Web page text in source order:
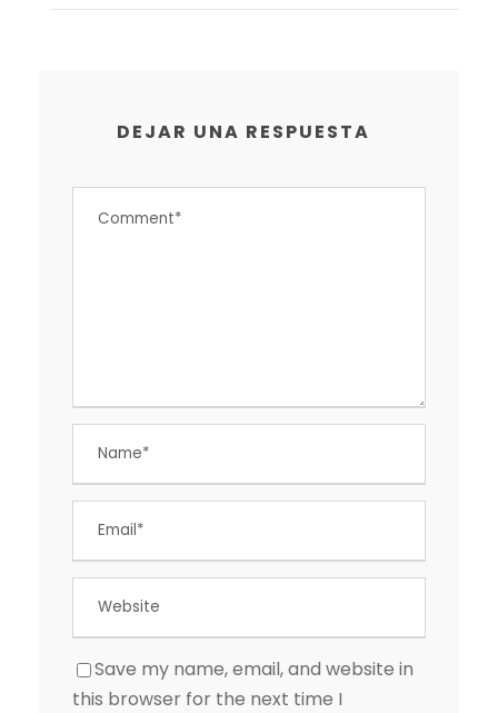
DEJAR UNA RESPUESTA
Save my name, email, and website in
this browser for the next time I